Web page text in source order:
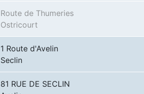
Route de Thumeries
Ostricourt
1 Route d'Avelin
Seclin
81 RUE DE SECLIN